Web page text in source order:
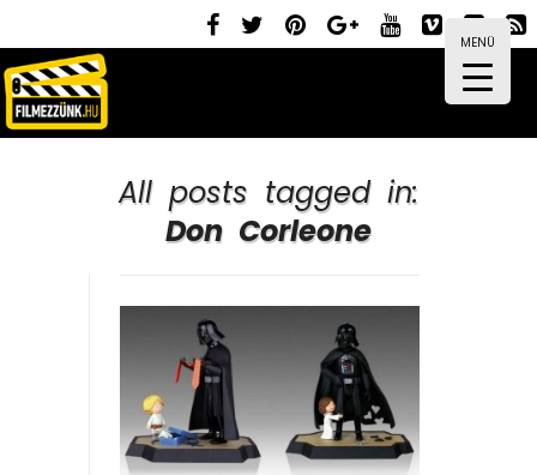
MENÜ
All posts tagged in:
Don Corleone